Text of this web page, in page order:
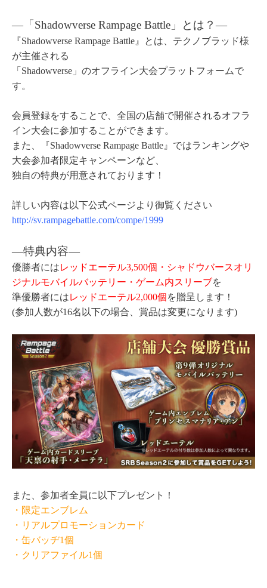
―「Shadowverse Rampage Battle」とは？ ―
『Shadowverse Rampage Battle』とは、テクノブラッド様
が主催される
「Shadowverse」のオフライン大会プラットフォームで
す。
会員登録をすることで、全国の店舗で開催されるオフラ
イン大会に参加することができます。
また、『Shadowverse Rampage Battle』ではランキングや
大会参加者限定キャンペーンなど、
独自の特典が用意されております！
詳しい内容は以下公式ページより御覧ください
http://sv.rampagebattle.com/compe/1999
―特典内容―
優勝者にはレッドエーテル3,500個・シャドウバースオリ
ジナルモバイルバッテリー・ゲーム内スリーブを
準優勝者にはレッドエーテル2,000個を贈呈します！
(参加人数が16名以下の場合、賞品は変更になります)
また、参加者全員に以下プレゼント！
・限定エンブレム
・リアルプロモーションカード
・缶バッヂ1個
・クリアファイル1個